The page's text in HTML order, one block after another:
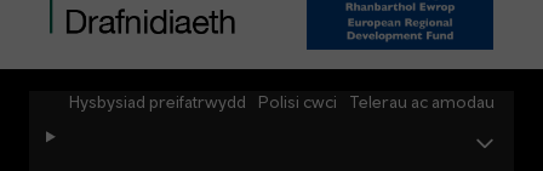
Hysbysiad preifatrwydd Polisi cwci Telerau ac amodau